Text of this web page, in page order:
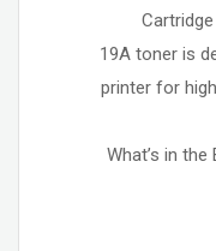
19A toner is
printer for
What’s in the